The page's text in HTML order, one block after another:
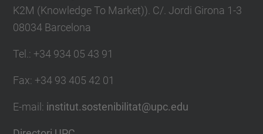
K2M (Knowledge To Market)). C/. Jordi Girona 1-3
08034 Barcelona
Tel. : +34 934 05 43 91
Fax: +34 93 405 42 01
E-mail : institut.sostenibilitat@upc.edu